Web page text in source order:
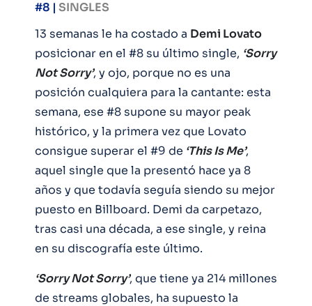
#8 | SINGLES
13 semanas le ha costado a Demi Lovato
posicionar en el #8 su último single, ‘Sorry
Not Sorry’, y ojo, porque no es una
posición cualquiera para la cantante: esta
semana, ese #8 supone su mayor peak
histórico, y la primera vez que Lovato
consigue superar el #9 de ‘This Is Me’,
aquel single que la presentó hace ya 8
años y que todavía seguía siendo su mejor
puesto en Billboard. Demi da carpetazo,
tras casi una década, a ese single, y reina
en su discografía este último.
‘Sorry Not Sorry’, que tiene ya 214 millones
de streams globales, ha supuesto la